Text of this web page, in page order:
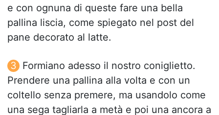
e con ognuna di queste fare una bella
pallina liscia, come spiegato nel post del
pane decorato al latte.
Formiano adesso il nostro coniglietto.
Prendere una pallina alla volta e con un
coltello senza premere, ma usandolo come
una sega tagliarla a metà e poi una ancora a